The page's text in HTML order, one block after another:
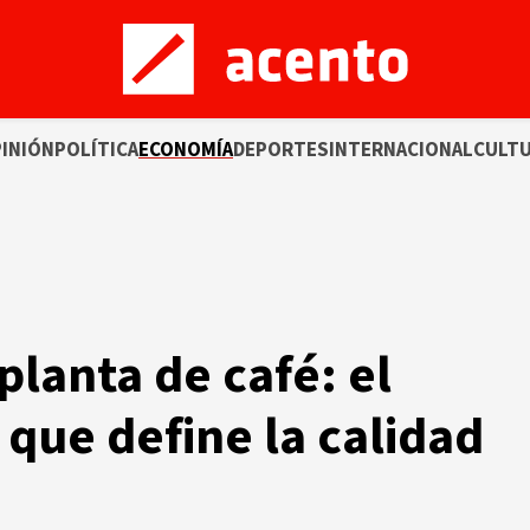
POLÍTICAECONOMÍADEPORTESINTERNACIONAL
de café: el
define la calidad